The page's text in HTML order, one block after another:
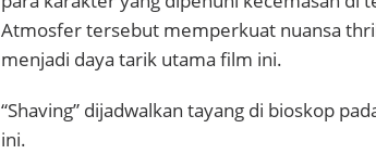
Atmosfer tersebut memperkuat nuansa
menjadi daya tarik utama film ini.
“Shaving” dijadwalkan tayang di bioskop
ini.